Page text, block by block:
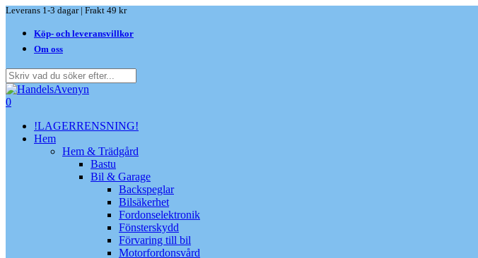
Skip
main
content
Leverans 1-3 dagar | Frakt 49 kr
Köp- och leveransvillkor
Om oss
Close
Search
search
0
!LAGERRENSNING!
Hem
Hem & Trädgård
Bastu
Bil & Garage
Backspeglar
Bilsäkerhet
Fordonselektronik
Fönsterskydd
Förvaring till bil
Motorfordonsvård